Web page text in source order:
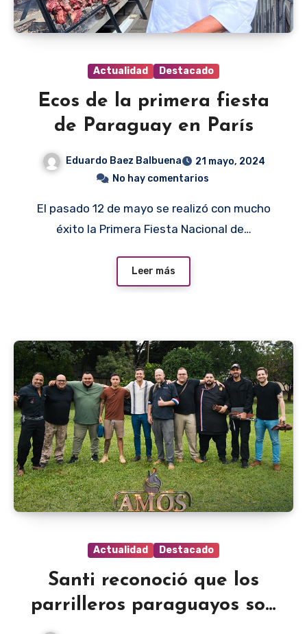
Actualidad Destacado
Ecos de la primera fiesta
de Paraguay en París
Eduardo Baez Balbuena
21 mayo, 2024
No hay comentarios
El pasado 12 de mayo se realizó con mucho
éxito la Primera Fiesta Nacional de…
Leer más
Actualidad Destacado
Santi reconoció que los
parrilleros paraguayos son